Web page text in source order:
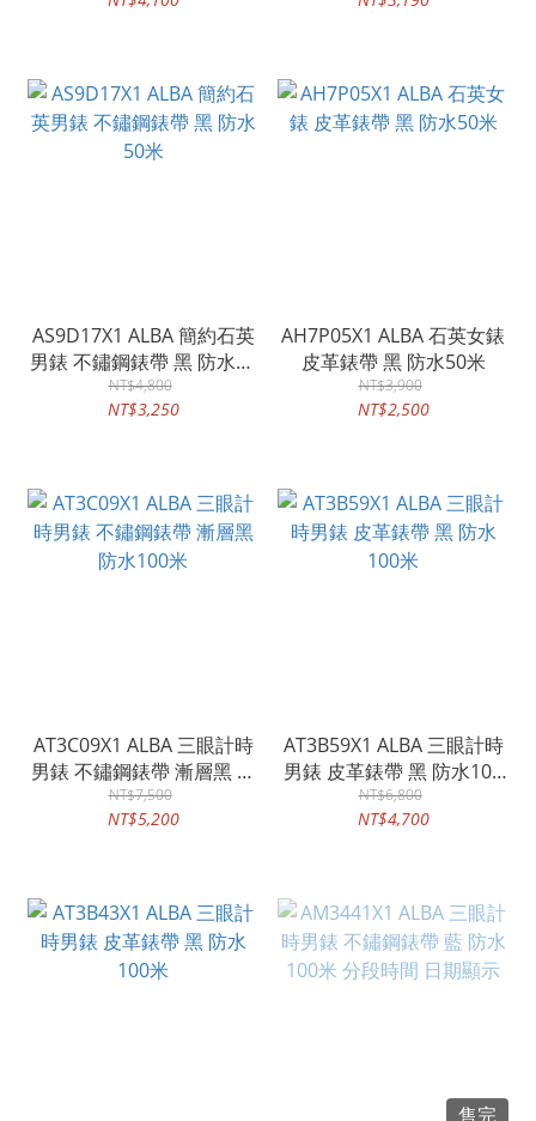
AS9D17X1 ALBA 簡約石英
男錶 不鏽鋼錶帶 黑 防水50
米
NT$4,800
NT$3,250
AH7P05X1 ALBA 石英女錶
皮革錶帶 黑 防水50米
NT$3,900
NT$2,500
AT3C09X1 ALBA 三眼計時
男錶 不鏽鋼錶帶 漸層黑 防
水100米
NT$7,500
NT$5,200
AT3B59X1 ALBA 三眼計時
男錶 皮革錶帶 黑 防水100
米
NT$6,800
NT$4,700
售完